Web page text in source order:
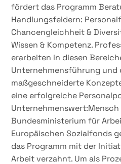
fördert das Programm
Handlungsfeldern:
Chancengleichheit &
Wissen & Kompetenz.
erarbeiten in diesen
Unternehmensführung
maßgeschneiderte
eine erfolgreiche
Bundesministerium für
Europäischen Sozialfonds
das Programm mit der
Arbeit verzahnt. Um als